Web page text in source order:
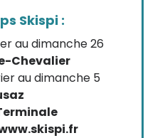
Skispi :
au dimanche 26
Chevalier
au dimanche 5